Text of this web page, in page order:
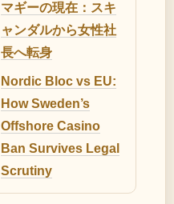
マギーの現在：スキ
ャンダルから女性社
長へ転身
Nordic Bloc vs EU:
How Sweden’s
Offshore Casino
Ban Survives Legal
Scrutiny